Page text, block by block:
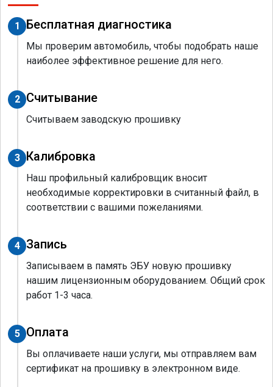
1 Бесплатная диагностика
Мы проверим автомобиль, чтобы подобрать наше
наиболее эффективное решение для него.
2 Считывание
Считываем заводскую прошивку
3 Калибровка
Наш профильный калибровщик вносит
необходимые корректировки в считанный файл, в
соответствии с вашими пожеланиями.
4 Запись
Записываем в память ЭБУ новую прошивку
нашим лицензионным оборудованием. Общий срок
работ 1-3 часа.
5 Оплата
Вы оплачиваете наши услуги, мы отправляем вам
сертификат на прошивку в электронном виде.